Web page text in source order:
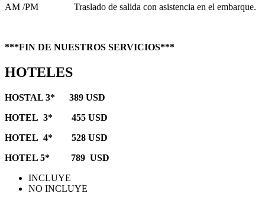
AM /PM Traslado de salida con asistencia en el embarque.
***FIN DE NUESTROS SERVICIOS***
HOTELES
HOSTAL 3* 389 USD
HOTEL 3* 455 USD
HOTEL 4* 528 USD
HOTEL 5* 789 USD
INCLUYE
NO INCLUYE